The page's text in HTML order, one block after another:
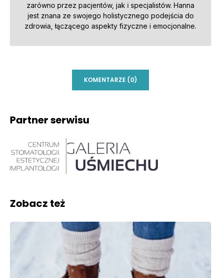
zarówno przez pacjentów, jak i specjalistów. Hanna
jest znana ze swojego holistycznego podejścia do
zdrowia, łączącego aspekty fizyczne i emocjonalne.
KOMENTARZE (0)
Partner serwisu
Zobacz też